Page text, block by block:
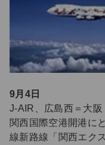
9月4日
J-AIR、広島西＝大阪
関西国際空港開港に
線新路線「関西エク